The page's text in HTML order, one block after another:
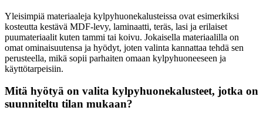
Yleisimpiä materiaaleja kylpyhuonekalusteissa ovat esimerkiksi
kosteutta kestävä MDF-levy, laminaatti, teräs, lasi ja erilaiset
puumateriaalit kuten tammi tai koivu. Jokaisella materiaalilla on
omat ominaisuutensa ja hyödyt, joten valinta kannattaa tehdä sen
perusteella, mikä sopii parhaiten omaan kylpyhuoneeseen ja
käyttötarpeisiin.
Mitä hyötyä on valita kylpyhuonekalusteet, jotka on
suunniteltu tilan mukaan?